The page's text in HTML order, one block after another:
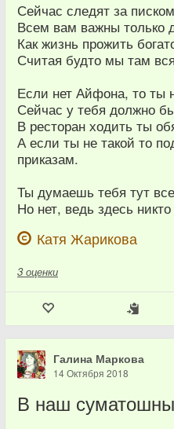
Сейчас следят за
Всем вам важны только
Как жизнь прожить
Считая будто мы там
Если нет Айфона, то ты
Сейчас у тебя должно
В ресторан ходить ты
А если ты не такой то
приказам.
Ты думаешь тебя тут
Но нет, ведь здесь
Катя Жарикова
3 оценки
Галина Маркова
14 Октября 2018
В наш